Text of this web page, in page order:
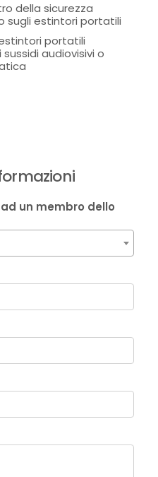
della sicurezza
sugli estintori portatili
portatili
audiovisivi o
un membro dello